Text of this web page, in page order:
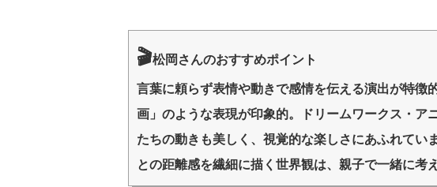
🎬松岡さんのおすすめポイント
言葉に頼らず表情や動きで感情を伝える演出が特徴
画」のような表現が印象的。ドリームワークス・ア
たちの動きも美しく、視覚的な楽しさにあふれてい
との距離感を繊細に描く世界観は、親子で一緒に考